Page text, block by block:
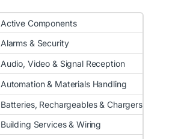
Active Components
Alarms & Security
Audio, Video & Signal Reception
Automation & Materials Handling
Batteries, Rechargeables & Chargers
Building Services & Wiring